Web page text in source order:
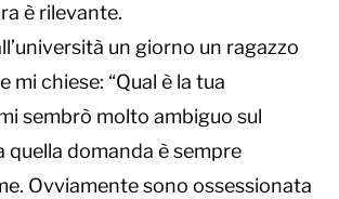
è rilevante.
un giorno un ragazzo
mi chiese: “Qual è la tua
sembrò molto ambiguo sul
quella domanda è sempre
Ovviamente sono ossessionata